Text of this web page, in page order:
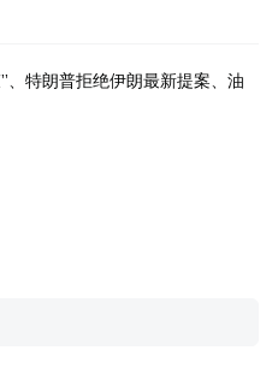
、特朗普拒绝伊朗最新提案、油